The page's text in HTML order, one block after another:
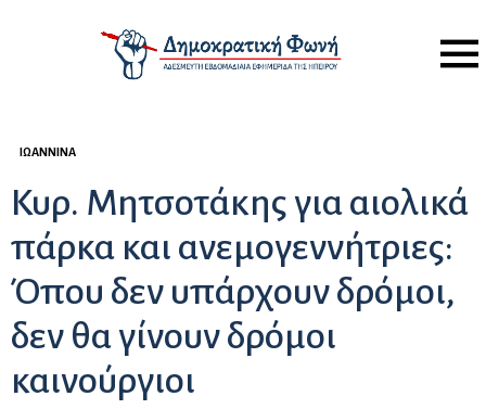
Menu
ΙΩΆΝΝΙΝΑ
Κυρ. Μητσοτάκης για αιολικά
πάρκα και ανεμογεννήτριες:
Όπου δεν υπάρχουν δρόμοι,
δεν θα γίνουν δρόμοι
καινούργιοι